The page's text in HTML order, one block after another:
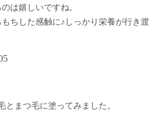
は嬉しいですね。
ちした感触に♪しっかり栄養が行き渡
まつ毛に塗ってみました。